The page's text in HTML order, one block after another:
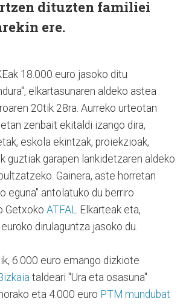
dituzten familiei
ere.
18.000 euro jasoko ditu
elkartasunaren aldeko astea
20tik 28ra. Aurreko urteotan
zenbait ekitaldi izango dira,
eskola ekintzak, proiekzioak,
guztiak garapen lankidetzaren aldeko
Gainera, aste horretan
eguna" antolatuko du berriro
Getxoko ATFAL
Elkarteak eta,
dirulaguntza jasoko du.
6.000 euro emango dizkiote
taldeari "Ura eta osasuna"
eta 4.000 euro PTM mundubat